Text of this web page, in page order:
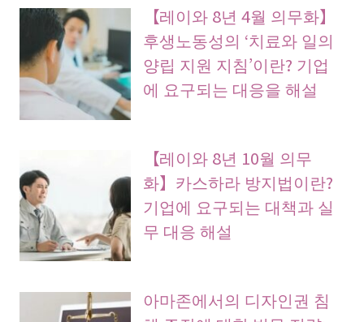
【레이와 8년 4월 의무화】
후생노동성의 ‘치료와 일의
양립 지원 지침’이란? 기업
에 요구되는 대응을 해설
【레이와 8년 10월 의무
화】카스하라 방지법이란?
기업에 요구되는 대책과 실
무 대응 해설
아마존에서의 디자인권 침